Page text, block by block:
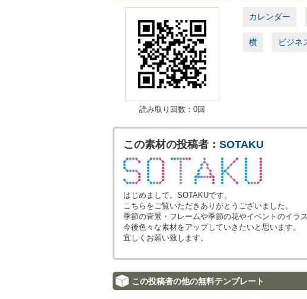
読み取り回数：0回
カレンダー
横 ビジネ
この素材の投稿者： SOTAKU
はじめまして。SOTAKUです。
こちらをご覧いただきありがとうございました。
季節の背景・フレームや季節の花やイベントのイラ
今後色々な素材をアップしていきたいと思います。
宜しくお願い致します。
この投稿者の他の無料テンプレート